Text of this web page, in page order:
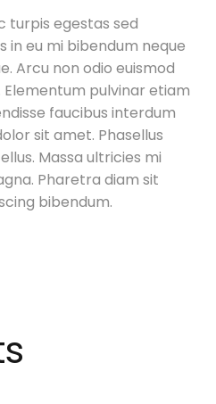
turpis egestas sed
in eu mi bibendum neque
Arcu non odio euismod
Elementum pulvinar etiam
faucibus interdum
sit amet. Phasellus
Massa ultricies mi
Pharetra diam sit
bibendum.